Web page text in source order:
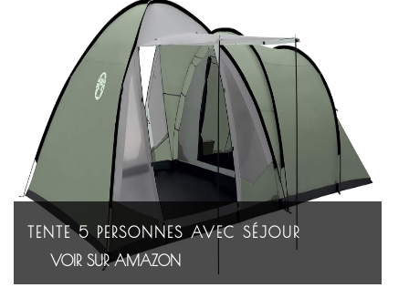
TENTE 5 PERSONNES AVEC SÉJOUR
VOIR SUR AMAZON